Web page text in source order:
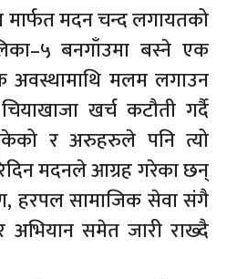
मार्फत मदन चन्द लगायतको
बनगाँउमा बस्ने एक
अवस्थामाथि मलम लगाउन
खर्च कटौती गर्दै
र अरुहरुले पनि त्यो
मदनले आग्रह गरेका छन्
हरपल सामाजिक सेवा संगै
अभियान समेत जारी राख्दै